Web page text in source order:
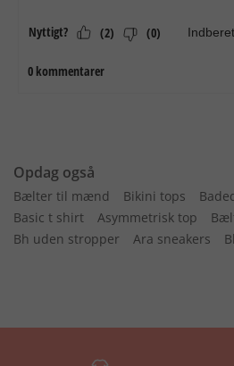
Opdag også
Bælter til mænd Bikini tops
Basic t shirt
Asymmetrisk top
Bh uden stropper
Ara sneakers